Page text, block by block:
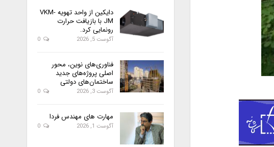
دایکین از واحد تهویه VKM-
JM با بازیافت حرارت
رونمایی کرد.
آگوست 5, 2026
فناوری‌های نوین، محور
اصلی پروژه‌های جدید
ساختمان‌های دولتی
آگوست 3, 2026
مهارت های مهندس فردا
آگوست 1, 2026